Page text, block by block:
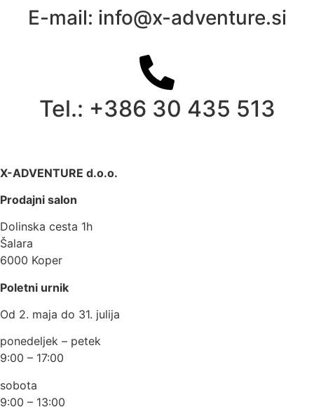
E-mail: info@x-adventure.si
Tel.: +386 30 435 513
X-ADVENTURE d.o.o.
Prodajni salon
Dolinska cesta 1h
Šalara
6000 Koper
Poletni urnik
Od 2. maja do 31. julija
ponedeljek – petek
9:00 – 17:00
sobota
9:00 – 13:00